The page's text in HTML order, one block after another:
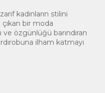
kadınların stilini
çıkan bir moda
ve özgünlüğü barındıran
ilham katmayı